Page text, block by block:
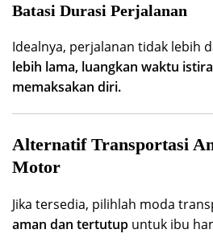
Batasi Durasi Perjalanan
Idealnya, perjalanan tidak lebih
lebih lama, luangkan waktu
memaksakan diri.
Alternatif Transportasi
Motor
Jika tersedia, pilihlah moda
aman dan tertutup untuk ibu